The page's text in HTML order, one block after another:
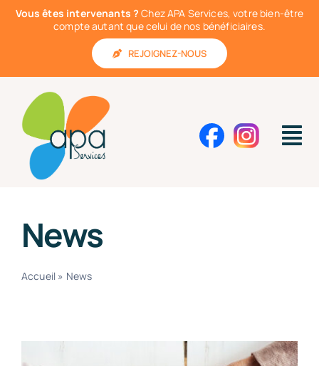
PasserVous êtes intervenants ? Chez APA Services, votre bien-être
compte autant que celui de nos bénéficiaires.
REJOIGNEZ-NOUS
On vous accompagne
Nos tarifs
News
Accueil » News